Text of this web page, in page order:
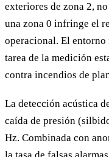
exteriores de zona 2,
una zona 0 infringe el
operacional. El entorno
tarea de la medición
contra incendios de
La detección acústica
caída de presión
Hz. Combinada con